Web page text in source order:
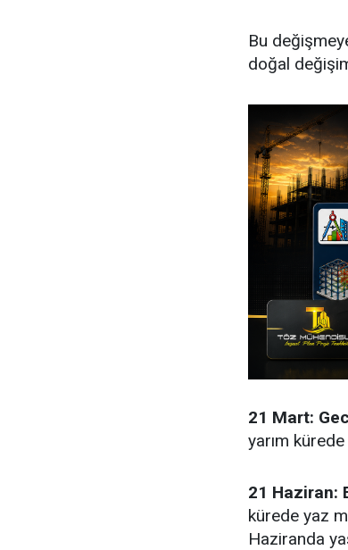
Bu
doğal
21 Mart:
yarım
21 Haziran:
kürede yaz
Haziranda